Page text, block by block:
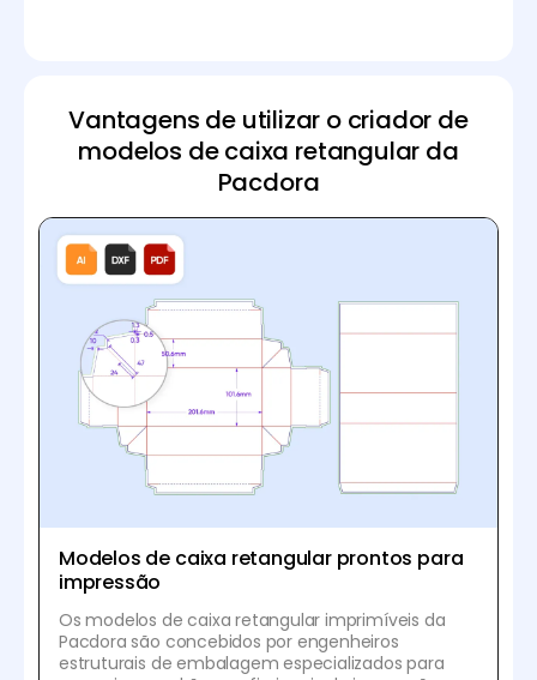
Vantagens de utilizar o criador de
modelos de caixa retangular da
Pacdora
Modelos de caixa retangular prontos para
impressão
Os modelos de caixa retangular imprimíveis da
Pacdora são concebidos por engenheiros
estruturais de embalagem especializados para